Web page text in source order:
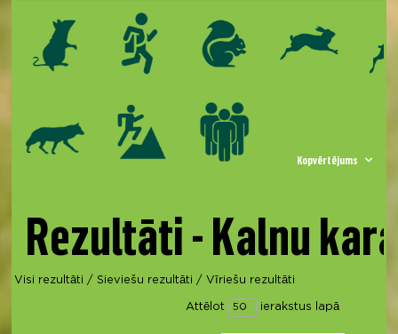
Kopvērtējums
Rezultāti - Kalnu
Visi rezultāti / Sieviešu rezultāti / Vīriešu rezultāti
Attēlot ierakstus lapā